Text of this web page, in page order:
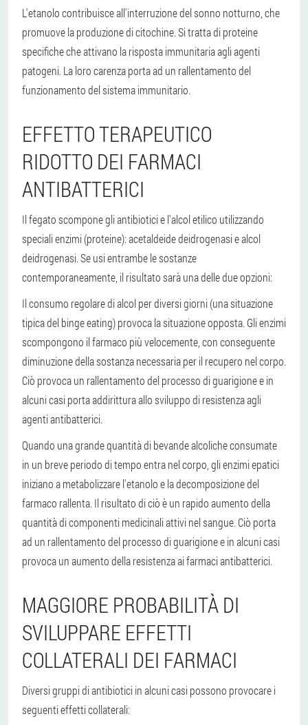
L'etanolo contribuisce all'interruzione del sonno notturno, che
promuove la produzione di citochine. Si tratta di proteine
specifiche che attivano la risposta immunitaria agli agenti
patogeni. La loro carenza porta ad un rallentamento del
funzionamento del sistema immunitario.
EFFETTO TERAPEUTICO
RIDOTTO DEI FARMACI
ANTIBATTERICI
Il fegato scompone gli antibiotici e l'alcol etilico utilizzando
speciali enzimi (proteine): acetaldeide deidrogenasi e alcol
deidrogenasi. Se usi entrambe le sostanze
contemporaneamente, il risultato sarà una delle due opzioni:
Il consumo regolare di alcol per diversi giorni (una situazione
tipica del binge eating) provoca la situazione opposta. Gli enzimi
scompongono il farmaco più velocemente, con conseguente
diminuzione della sostanza necessaria per il recupero nel corpo.
Ciò provoca un rallentamento del processo di guarigione e in
alcuni casi porta addirittura allo sviluppo di resistenza agli
agenti antibatterici.
Quando una grande quantità di bevande alcoliche consumate
in un breve periodo di tempo entra nel corpo, gli enzimi epatici
iniziano a metabolizzare l'etanolo e la decomposizione del
farmaco rallenta. Il risultato di ciò è un rapido aumento della
quantità di componenti medicinali attivi nel sangue. Ciò porta
ad un rallentamento del processo di guarigione e in alcuni casi
provoca un aumento della resistenza ai farmaci antibatterici.
MAGGIORE PROBABILITÀ DI
SVILUPPARE EFFETTI
COLLATERALI DEI FARMACI
Diversi gruppi di antibiotici in alcuni casi possono provocare i
seguenti effetti collaterali: